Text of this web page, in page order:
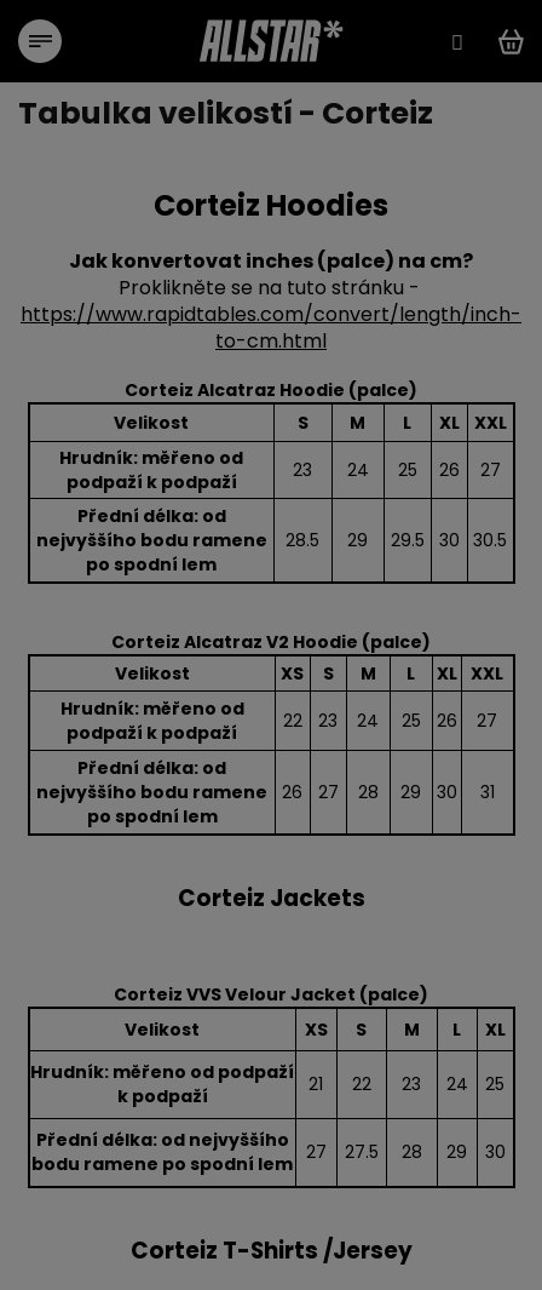
obsah
Tabulka velikostí - Corteiz
Corteiz Hoodies
Jak konvertovat inches (palce) na cm?
Proklikněte se na tuto stránku -
https://www.rapidtables.com/convert/length/inch-
to-cm.html
Corteiz Alcatraz Hoodie (palce)
Velikost
S M L XL
XXL
Hrudník: měřeno od
podpaží k podpaží
23 24 25 26
27
Přední délka: od
nejvyššího bodu ramene
po spodní lem
28.5 29 29.5 30 30.5
Corteiz Alcatraz V2 Hoodie (palce)
Velikost
XS S M L XL XXL
Hrudník: měřeno od
podpaží k podpaží
22 23 24 25 26
27
Přední délka: od
nejvyššího bodu ramene
po spodní lem
26 27 28 29 30 31
Corteiz Jackets
Corteiz VVS Velour Jacket (palce)
Velikost
XS S M L
XL
Hrudník: měřeno od podpaží
k podpaží
21 22 23 24 25
Přední délka: od nejvyššího
bodu ramene po spodní lem 27 27.5 28 29 30
Corteiz T-Shirts /Jersey